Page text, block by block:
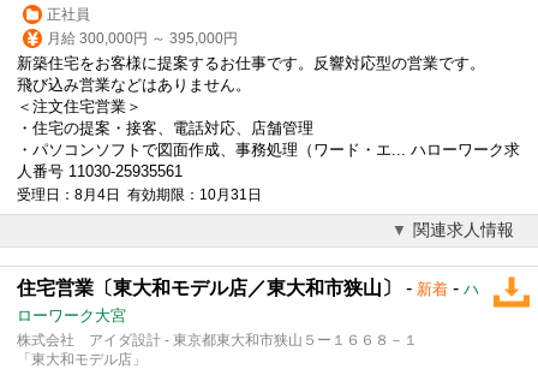
正社員
月給 300,000円 ～ 395,000円
新築住宅をお客様に提案するお仕事です。反響対応型の営業です。
飛び込み営業などはありません。
＜注文住宅営業 ＞
・住宅の提案・接客、電話対応、店舗管理
・パソコンソフトで図面作成、事務処理（ワード・エ... ハローワーク求
人番号 11030-25935561
受理日：8月4日 有効期限：10月31日
関連求人情報
住宅営業〔東大和モデル店／東大和市狭山〕 - 新着 - ハ
ローワーク大宮
株式会社 アイダ設計 - 東京都東大和市狭山５ー１６６８－１
「東大和モデル店」